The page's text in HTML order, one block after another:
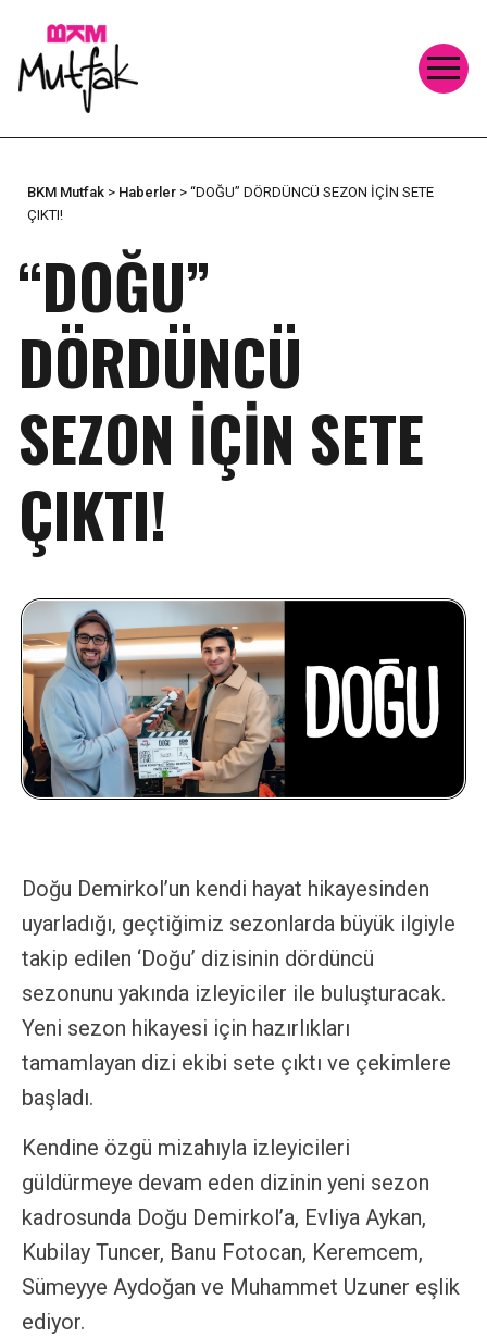
BKM Mutfak > Haberler > “DOĞU” DÖRDÜNCÜ SEZON İÇİN SETE
ÇIKTI!
“DOĞU”
DÖRDÜNCÜ
SEZON İÇİN SETE
ÇIKTI!
Doğu Demirkol’un kendi hayat hikayesinden
uyarladığı, geçtiğimiz sezonlarda büyük ilgiyle
takip edilen ‘Doğu’ dizisinin dördüncü
sezonunu yakında izleyiciler ile buluşturacak.
Yeni sezon hikayesi için hazırlıkları
tamamlayan dizi ekibi sete çıktı ve çekimlere
başladı.
Kendine özgü mizahıyla izleyicileri
güldürmeye devam eden dizinin yeni sezon
kadrosunda Doğu Demirkol’a, Evliya Aykan,
Kubilay Tuncer, Banu Fotocan, Keremcem,
Sümeyye Aydoğan ve Muhammet Uzuner eşlik
ediyor.